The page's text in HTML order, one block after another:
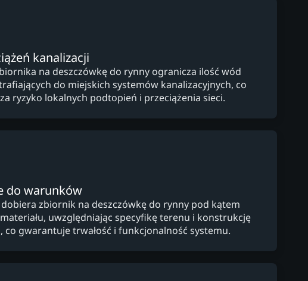
kanalizacji
na deszczówkę do rynny ogranicza ilość wód
do miejskich systemów kanalizacyjnych, co
ryzyko lokalnych podtopień i przeciążenia sieci.
do warunków
dobiera zbiornik na deszczówkę do rynny pod kątem
uwzględniając specyfikę terenu i konstrukcję
co gwarantuje trwałość i funkcjonalność systemu.